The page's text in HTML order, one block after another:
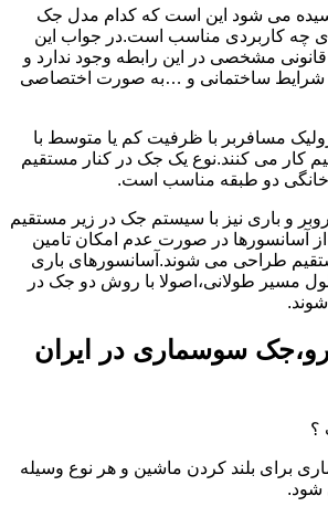
می شود این است که کدام مدل جک
چه کاربردی مناسب است.در جواب این
مشخصی در این رابطه وجود ندارد و
شرایط ساختمانی و …به صورت اختصاصی
مسافربر با ظرفیت کم یا متوسط با
کار می کنند.نوع یک جک در کنار مستقیم
خانگی دو طبقه مناسب است.
و باری نیز با سیستم جک در زیر مستقیم
از آسانسورها در صورت عدم امکان تامین
طراحی می شوند.آسانسورهای باری
مسیر طولانی،اصولا با روش دو جک در
سوسماری در ایران
؟
برای بلند کردن ماشین و هر نوع وسیله
شود.